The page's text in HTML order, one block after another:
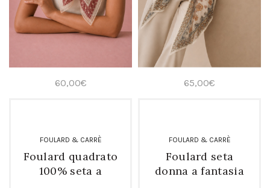
60,00€
FOULARD & CARRÈ
Foulard quadrato
100% seta a
65,00€
FOULARD & CARRÈ
Foulard seta
donna a fantasia